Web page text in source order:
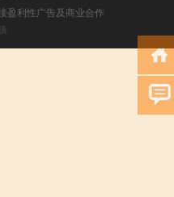
盈利性广告及商业合作